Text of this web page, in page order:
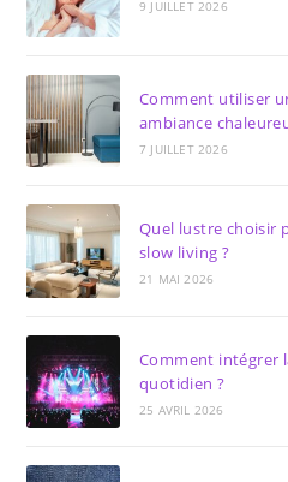
9 JUILLET 2026
Comment utiliser
ambiance
7 JUILLET 2026
Quel lustre choisir
slow living ?
21 MAI 2026
Comment intégrer
quotidien ?
25 AVRIL 2026